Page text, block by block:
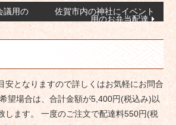
議用の
佐賀市内の神社にイベント
用のお弁当配達
安となりますので詳しくはお気軽にお問合
望場合は、合計金額が5,400円(税込み)以
します。 一度のご注文で配達料550円(税